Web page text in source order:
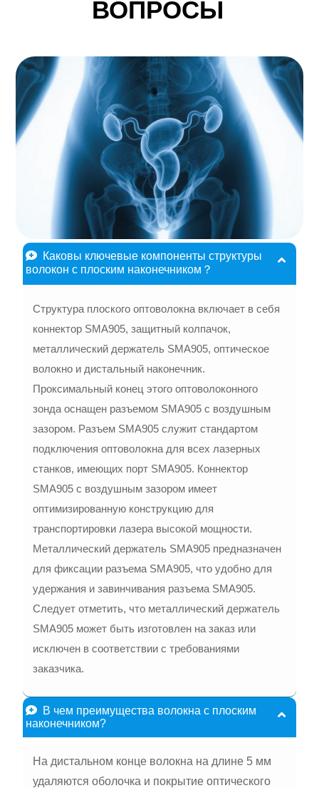
ВОПРОСЫ
Каковы ключевые компоненты структуры
волокон с плоским наконечником？
Структура плоского оптоволокна включает в себя
коннектор SMA905, защитный колпачок,
металлический держатель SMA905, оптическое
волокно и дистальный наконечник.
Проксимальный конец этого оптоволоконного
зонда оснащен разъемом SMA905 с воздушным
зазором. Разъем SMA905 служит стандартом
подключения оптоволокна для всех лазерных
станков, имеющих порт SMA905. Коннектор
SMA905 с воздушным зазором имеет
оптимизированную конструкцию для
транспортировки лазера высокой мощности.
Металлический держатель SMA905 предназначен
для фиксации разъема SMA905, что удобно для
удержания и завинчивания разъема SMA905.
Следует отметить, что металлический держатель
SMA905 может быть изготовлен на заказ или
исключен в соответствии с требованиями
заказчика.
В чем преимущества волокна с плоским
наконечником?
На дистальном конце волокна на длине 5 мм
удаляются оболочка и покрытие оптического